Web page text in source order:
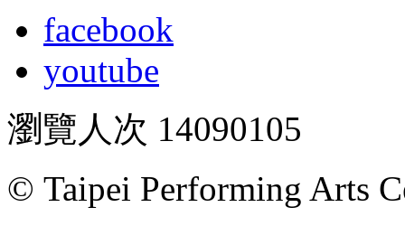
facebook
youtube
瀏覽人次 14090105
© Taipei Performing Arts